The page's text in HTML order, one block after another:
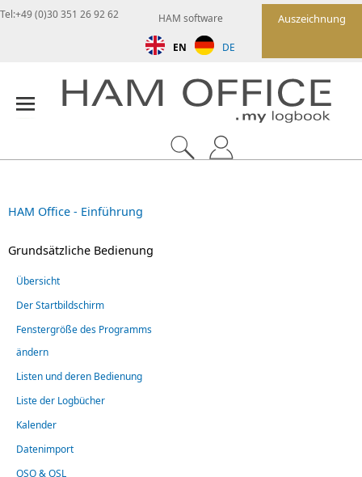
Auszeichnung
HAM software
EN DE
Tel:+49 (0)30 351 26 92 62
HAM Office - Einführung
Grundsätzliche Bedienung
Übersicht
Der Startbildschirm
Fenstergröße des Programms
ändern
Listen und deren Bedienung
Liste der Logbücher
Kalender
Datenimport
QSO & QSL